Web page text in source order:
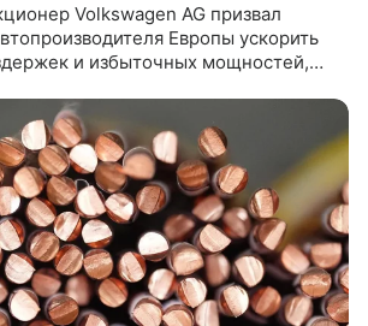
Volkswagen AG призвал
Европы ускорить
и избыточных мощностей,